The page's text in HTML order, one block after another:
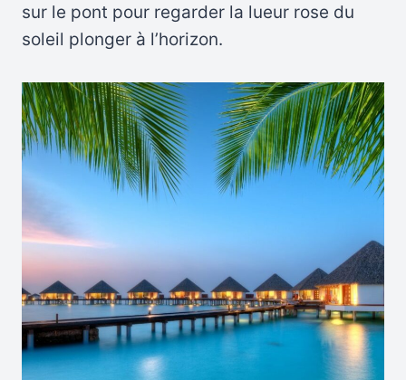
sur le pont pour regarder la lueur rose du
soleil plonger à l’horizon.